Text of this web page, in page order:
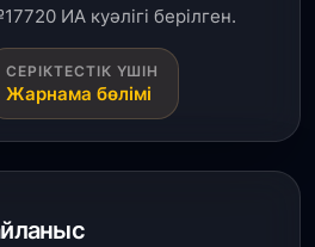
аурухана,
және жаңа театр
азаматтарының ең
айналды
ИА куәлігі берілген.
СЕРІКТЕСТІК ҮШІН
Жарнама бөлімі